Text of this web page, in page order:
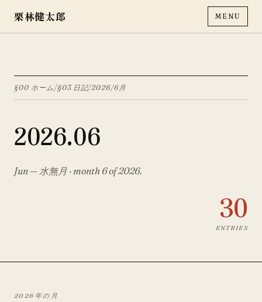
栗林健太郎 MENU
§00 ホーム/§03 日記/2026/6月
2026.06
Jun—水無月 · month 6of2026.
30
ENTRIES
2026 年の月